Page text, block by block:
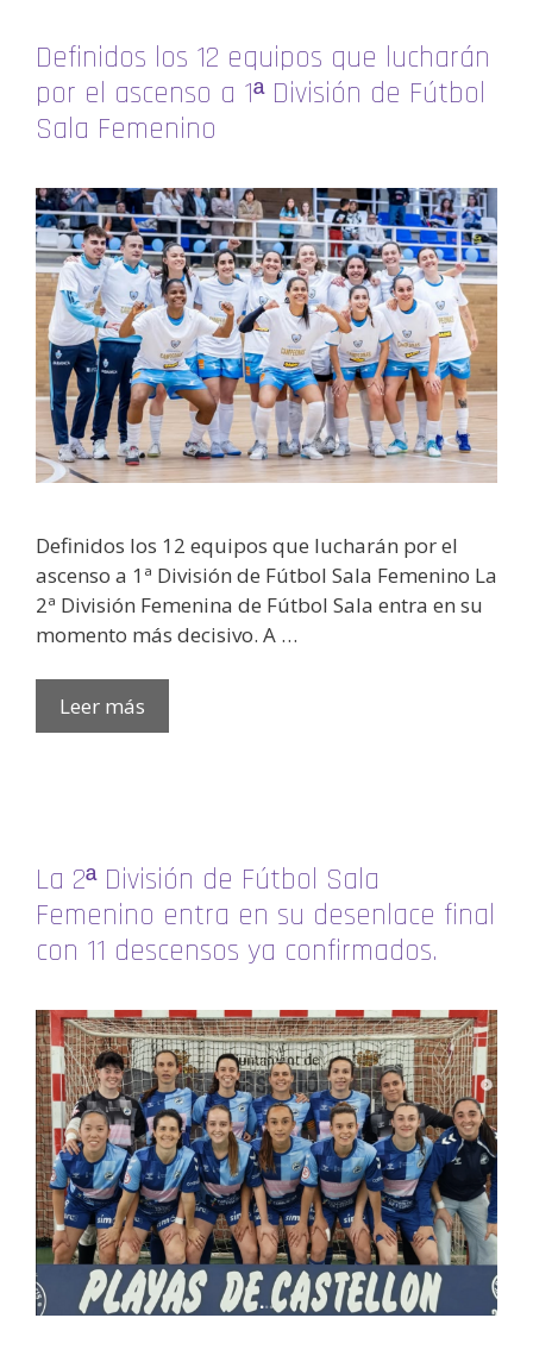
Definidos los 12 equipos que lucharán
por el ascenso a 1ª División de Fútbol
Sala Femenino
Definidos los 12 equipos que lucharán por el
ascenso a 1ª División de Fútbol Sala Femenino La
2ª División Femenina de Fútbol Sala entra en su
momento más decisivo. A …
Leer más
La 2ª División de Fútbol Sala
Femenino entra en su desenlace final
con 11 descensos ya confirmados.